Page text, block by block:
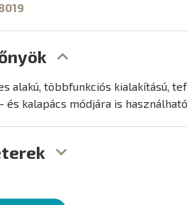
alakú, többfunkciós kialakítású,
és kalapács módjára is